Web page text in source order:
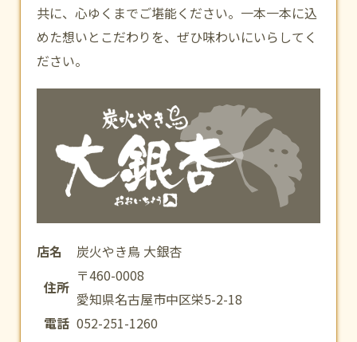
共に、心ゆくまでご堪能ください。一本一本に込
めた想いとこだわりを、ぜひ味わいにいらしてく
ださい。
店名
炭火やき鳥 大銀杏
住所
〒460-0008
愛知県名古屋市中区栄5-2-18
電話 052-251-1260